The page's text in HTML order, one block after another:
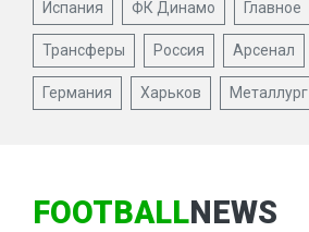
Испания ФК Динамо Главное
Трансферы Россия Арсенал
Германия Харьков Металлург
FOOTBALLNEWS